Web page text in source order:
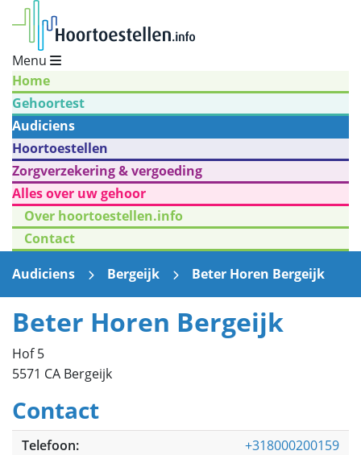
Menu
Home
Gehoortest
Audiciens
Hoortoestellen
Zorgverzekering & vergoeding
Alles over uw gehoor
Over hoortoestellen.info
Contact
Audiciens
Bergeijk Beter Horen Bergeijk
Beter Horen Bergeijk
Hof 5
5571 CA Bergeijk
Contact
Telefoon:
+318000200159